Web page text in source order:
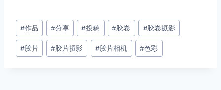
文
章
标
#作品 #分享 #投稿 #胶卷 #胶卷摄影
#胶片 #胶片摄影 #胶片相机 #色彩